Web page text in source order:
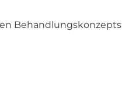
Behandlungskonzepts